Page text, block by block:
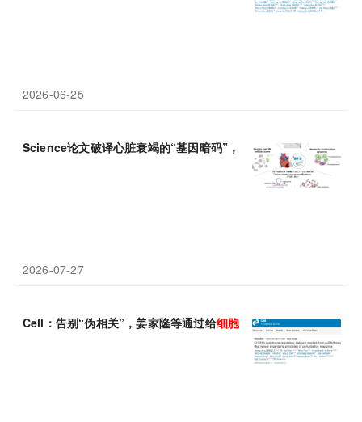
2026-06-25
Science论文破译心脏衰竭的“基因暗码”，超75万 单细胞图谱揭示
2026-07-27
Cell：告别“伪相关”，姜家隆等通过给细胞 构建“数字孪生”，全新